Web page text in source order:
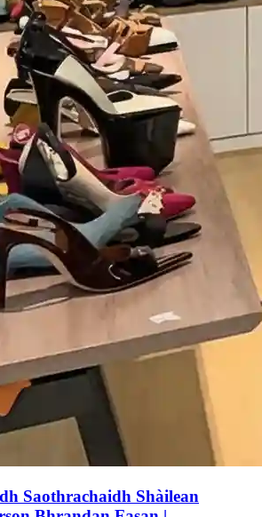
Saothrachaidh Shàilean